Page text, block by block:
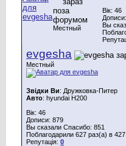
Местный
Вік: 46
Вы
evgesha
Местный
Звідки Ви: Дружковка-Питер
Авто: hyundai H200
Вік: 46
Дописи: 879
Вы сказали Спасибо: 851
Поблагодарили 627 раз(а) в
Репутація: 0